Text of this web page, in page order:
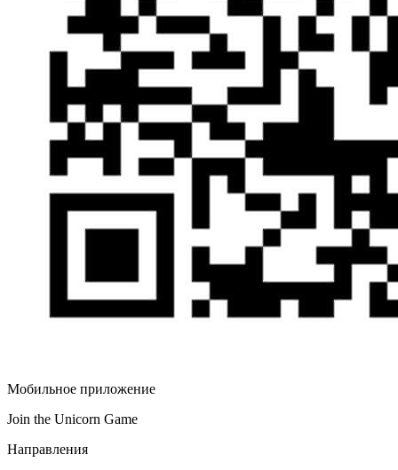
Мобильное приложение
Join the Unicorn Game
Направления